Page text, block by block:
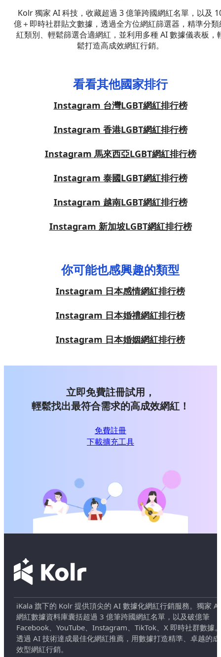
Kolr 獨家 AI 科技，收藏超過 3 億筆跨國網紅名單，以及
億＋即時社群貼文數據，透過全方位網紅篩選器，精準分類
紅類別、輕鬆篩選合適網紅，並利用多種 AI 數據儀表板，
鬆打造高成效網紅行銷。
看看其他國家排行
Instagram 台灣LGBT網紅排行榜
Instagram 香港LGBT網紅排行榜
Instagram 馬來西亞LGBT網紅排行榜
Instagram 泰國LGBT網紅排行榜
Instagram 越南LGBT網紅排行榜
Instagram 新加坡LGBT網紅排行榜
你可能也感興趣的類型
Instagram 日本感情網紅排行榜
Instagram 日本婚禮網紅排行榜
Instagram 日本婚姻網紅排行榜
立即免費註冊試用，
輕鬆找出最符合需求的高成效網紅！
免費註冊
下載擴充工具
iKala 旗下的 Kolr 提供頂尖的 AI 數據化網紅行銷服務。獨家 AI
網紅數據資料庫囊括超過 3 億筆跨國網紅名單，以及破億筆
Facebook、YouTube、Instagram、TikTok、X 即時社群數據
透過 AI 技術達成最佳化網紅推薦，用數據打造精準、卓越的成
效型網紅行銷。